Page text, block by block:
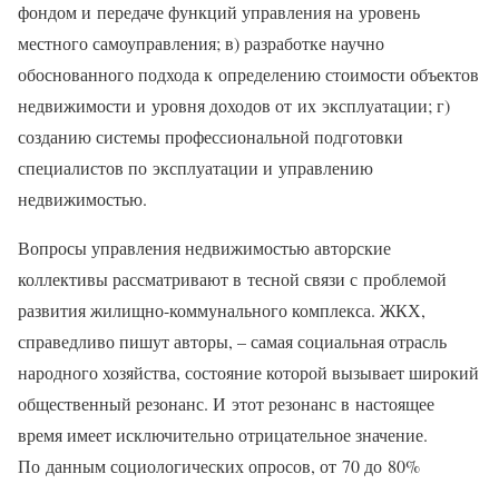
фондом и передаче функций управления на уровень
местного самоуправления; в) разработке научно
обоснованного подхода к определению стоимости объектов
недвижимости и уровня доходов от их эксплуатации; г)
созданию системы профессиональной подготовки
специалистов по эксплуатации и управлению
недвижимостью.
Вопросы управления недвижимостью авторские
коллективы рассматривают в тесной связи с проблемой
развития жилищно-коммунального комплекса. ЖКХ,
справедливо пишут авторы, – самая социальная отрасль
народного хозяйства, состояние которой вызывает широкий
общественный резонанс. И этот резонанс в настоящее
время имеет исключительно отрицательное значение.
По данным социологических опросов, от 70 до 80%